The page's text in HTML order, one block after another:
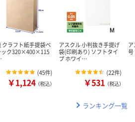
クラフト紙手提袋ベ
ック320×400×115
(45件)
￥1,124 （税込）
アスクル 小判抜き手提げ
袋(印刷あり) ソフトタイ
プ ホワイ…
(22件)
￥531 （税込）
号
ランキング一覧